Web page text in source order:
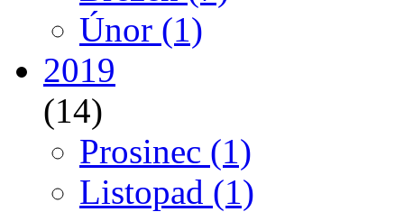
Únor (1)
2019
(14)
Prosinec (1)
Listopad (1)